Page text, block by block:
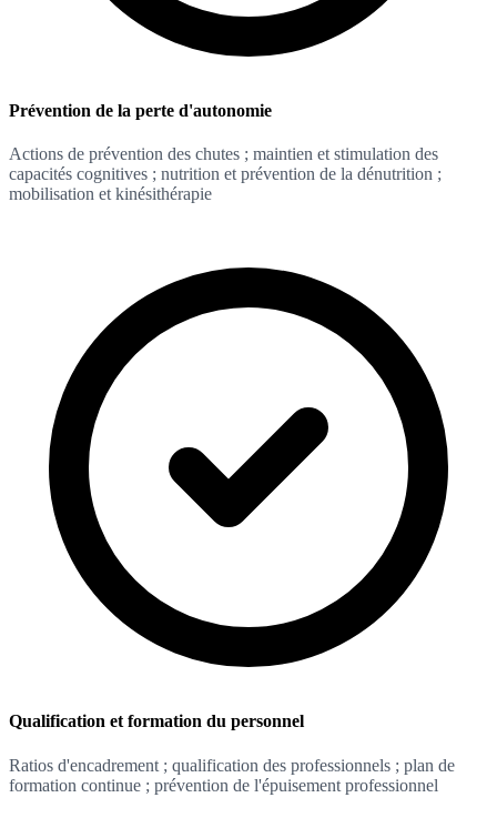
Prévention de la perte d'autonomie
Actions de prévention des chutes ; maintien et stimulation des
capacités cognitives ; nutrition et prévention de la dénutrition ;
mobilisation et kinésithérapie
Qualification et formation du personnel
Ratios d'encadrement ; qualification des professionnels ; plan de
formation continue ; prévention de l'épuisement professionnel